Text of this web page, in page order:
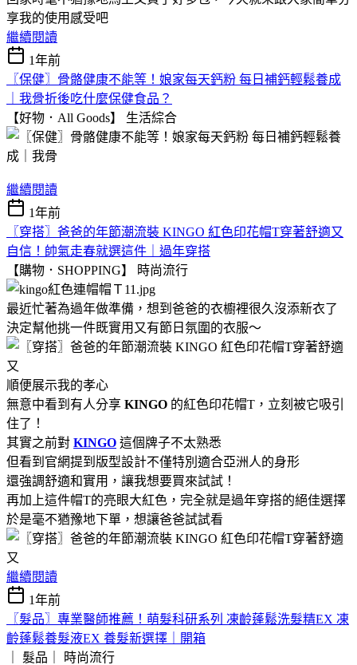
享我的使用感受吧
繼續閱讀
1年前
〖保健〗骨骼健康不能等！娘家每天鈣粉 每日補鈣輕鬆養成
｜我骨折後吃什麼保健食品？
【好物．All Goods】 生活綜合
繼續閱讀
1年前
〖穿搭〗爸爸的年節潮流裝 KINGO 紅色印花帽T穿著舒適又
自信！帥氣走春就選這件｜過年穿搭
【購物．SHOPPING】
時尚流行
最近忙著為過年做準備，想到爸爸的衣櫥裡很久沒添新衣了
決定幫他挑一件既實用又有節日氛圍的衣服～
順便展示我的孝心
無意中看到有人分享 KINGO 的紅色印花帽T，立刻被它吸引
住了！
其實之前對 KINGO 這個牌子不太熟悉
但看到官網提到版型設計不僅特別適合亞洲人的身形
還強調舒適和實用，讓我想要買來試試！
再加上這件帽T的亮眼大紅色，完全就是過年穿搭的絕佳選擇
於是毫不猶豫地下單，想讓爸爸試試看
繼續閱讀
1年前
〖髮品〗專業醫師推薦！萌髮科研系列 凍齡蓬鬆洗髮精EX 凍
齡蓬鬆養髮液EX 養髮新選擇｜開箱
｜ 髮品｜
時尚流行